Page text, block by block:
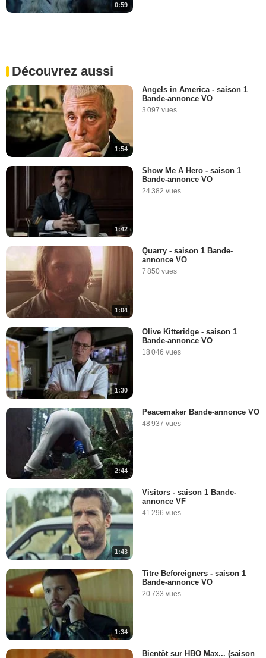
0:59
Découvrez aussi
1:54
Angels in America - saison 1
Bande-annonce VO
3 097 vues
1:42
Show Me A Hero - saison 1
Bande-annonce VO
24 382 vues
1:04
Quarry - saison 1 Bande-
annonce VO
7 850 vues
1:30
Olive Kitteridge - saison 1
Bande-annonce VO
18 046 vues
2:44
Peacemaker Bande-annonce VO
48 937 vues
1:43
Visitors - saison 1 Bande-
annonce VF
41 296 vues
1:34
Titre Beforeigners - saison 1
Bande-annonce VO
20 733 vues
Bientôt sur HBO Max... (saison